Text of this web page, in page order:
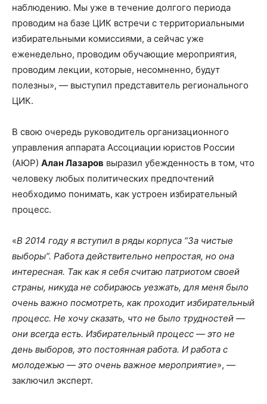
наблюдению. Мы уже в течение долгого периода
проводим на базе ЦИК встречи с территориальными
избирательными комиссиями, а сейчас уже
еженедельно, проводим обучающие мероприятия,
проводим лекции, которые, несомненно, будут
полезны», — выступил представитель регионального
ЦИК.
В свою очередь руководитель организационного
управления аппарата Ассоциации юристов России
(АЮР) Алан Лазаров выразил убежденность в том, что
человеку любых политических предпочтений
необходимо понимать, как устроен избирательный
процесс.
«В 2014 году я вступил в ряды корпуса “За чистые
выборы”. Работа действительно непростая, но она
интересная. Так как я себя считаю патриотом своей
страны, никуда не собираюсь уезжать, для меня было
очень важно посмотреть, как проходит избирательный
процесс. Не хочу сказать, что не было трудностей —
они всегда есть. Избирательный процесс — это не
день выборов, это постоянная работа. И работа с
молодежью — это очень важное мероприятие», —
заключил эксперт.